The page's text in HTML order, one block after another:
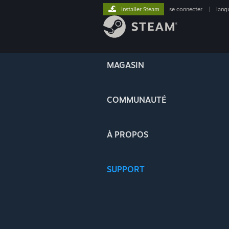
MAGASIN
COMMUNAUTÉ
À PROPOS
SUPPORT
Installer Steam se connecter